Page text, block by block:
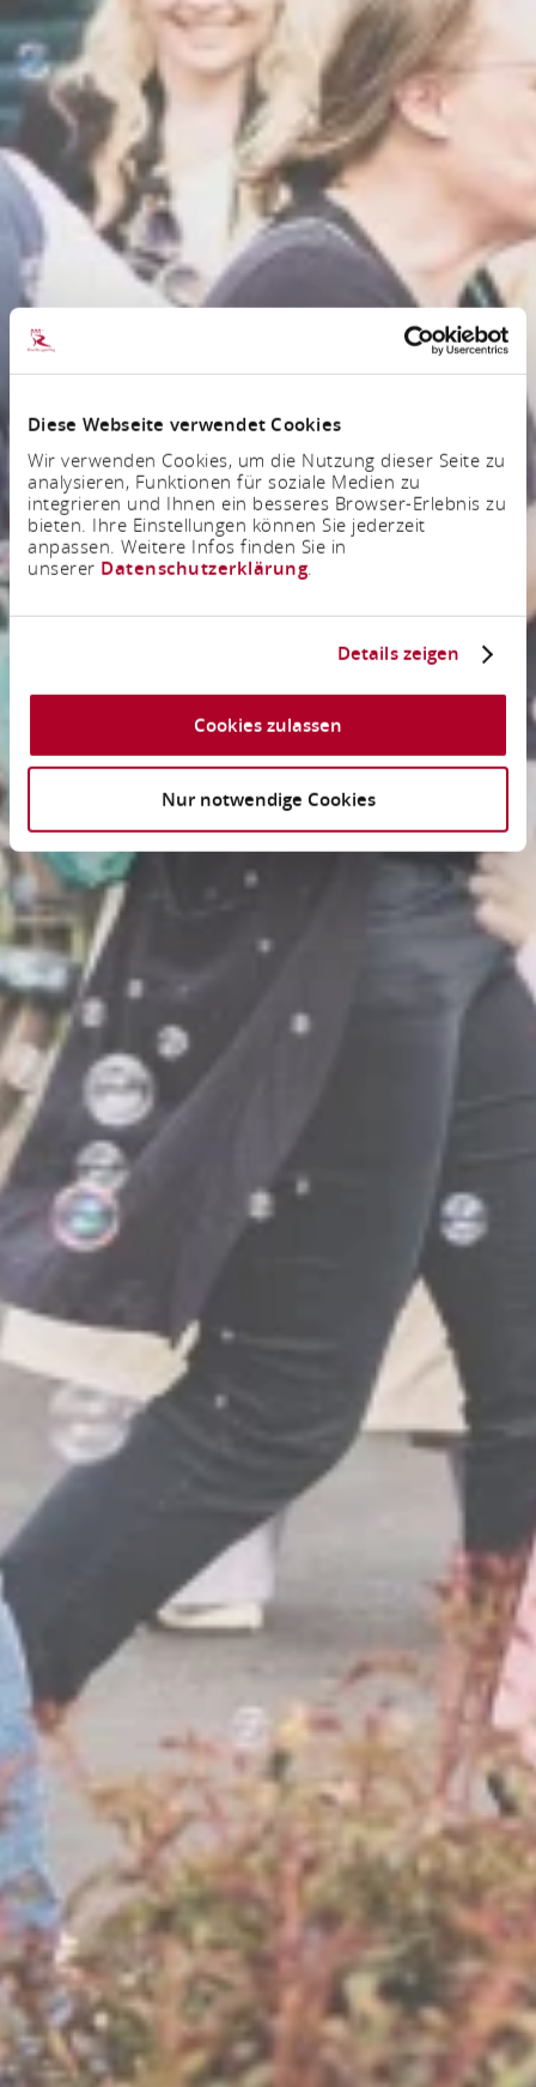
Diese Webseite verwendet Cookies
Wir verwenden Cookies, um die Nutzung dieser Seite zu
analysieren, Funktionen für soziale Medien zu
integrieren und Ihnen ein besseres Browser-Erlebnis zu
bieten. Ihre Einstellungen können Sie jederzeit
anpassen. Weitere Infos finden Sie in
unserer Datenschutzerklärung.
Details zeigen
Cookies zulassen
Nur notwendige Cookies